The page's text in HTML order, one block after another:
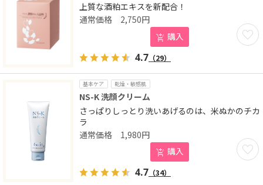
上質な酒粕エキスを新配合！
お気
2,750円
購入
4.7 （29）
基本ケア 乾燥・敏感肌
NS-K 洗顔クリーム
さっぱりしっとり洗いあげるのは、米ぬかのチカ
ラ
お気
1,980円
購入
4.7 （34）